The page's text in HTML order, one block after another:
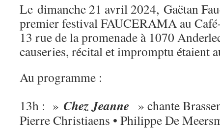
Le dimanche 21 avril 2024, Gaëtan
premier festival FAUCERAMA au
13 rue de la promenade à 1070
causeries, récital et impromptu étaient
Au programme :
13h : » Chez Jeanne » chante
Pierre Christiaens • Philippe De